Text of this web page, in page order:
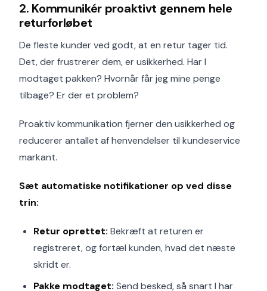
2. Kommunikér proaktivt gennem hele
returforløbet
De fleste kunder ved godt, at en retur tager tid.
Det, der frustrerer dem, er usikkerhed. Har I
modtaget pakken? Hvornår får jeg mine penge
tilbage? Er der et problem?
Proaktiv kommunikation fjerner den usikkerhed og
reducerer antallet af henvendelser til kundeservice
markant.
Sæt automatiske notifikationer op ved disse
trin:
Retur oprettet: Bekræft at returen er
registreret, og fortæl kunden, hvad det næste
skridt er.
Pakke modtaget: Send besked, så snart I har